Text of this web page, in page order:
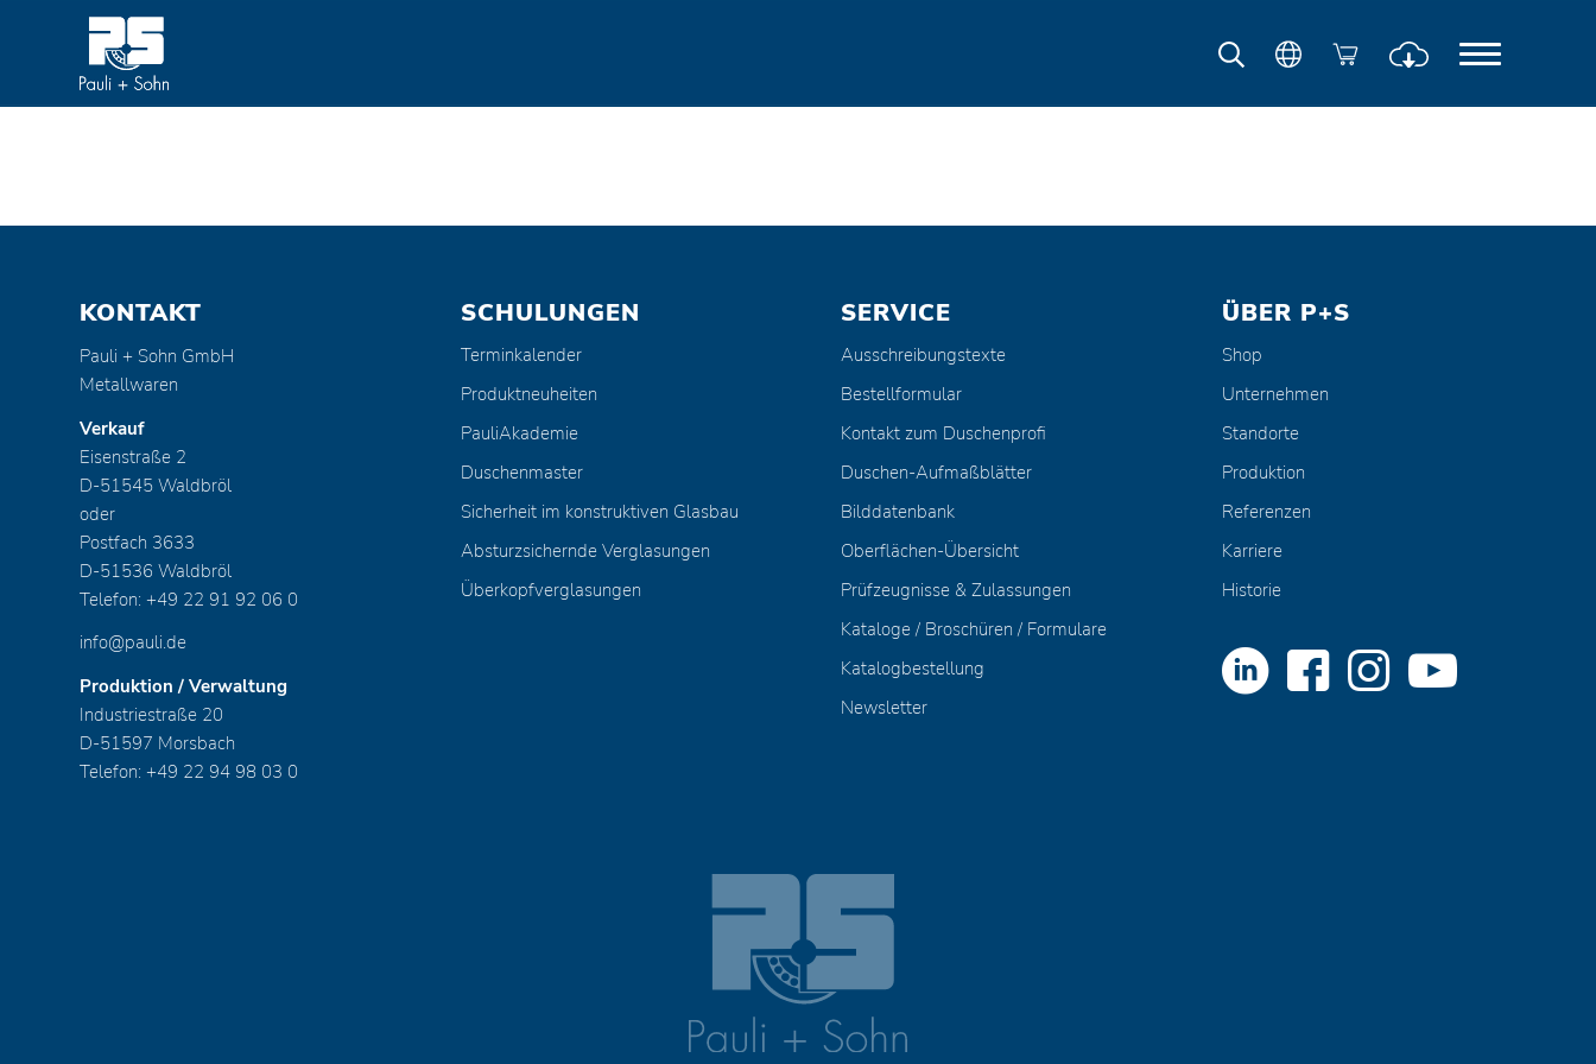
KONTAKT
Pauli + Sohn GmbH
Metallwaren
Verkauf
Eisenstraße 2
D-51545 Waldbröl
oder
Postfach 3633
D-51536 Waldbröl
Telefon: +49 22 91 92 06 0
info@pauli.de
Produktion / Verwaltung
Industriestraße 20
D-51597 Morsbach
Telefon: +49 22 94 98 03 0
SCHULUNGEN
Terminkalender
Produktneuheiten
PauliAkademie
Duschenmaster
Sicherheit im konstruktiven Glasbau
Absturzsichernde Verglasungen
Überkopfverglasungen
SERVICE
Ausschreibungstexte
Bestellformular
Kontakt zum Duschenprofi
Duschen-Aufmaßblätter
Bilddatenbank
Oberflächen-Übersicht
Prüfzeugnisse & Zulassungen
Kataloge / Broschüren / Formulare
Katalogbestellung
Newsletter
ÜBER P+S
Shop
Unternehmen
Standorte
Produktion
Referenzen
Karriere
Historie